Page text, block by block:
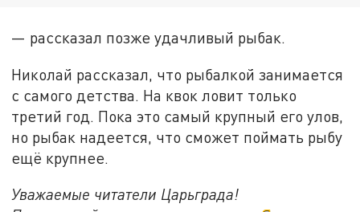
— рассказал позже удачливый рыбак.
Николай рассказал, что рыбалкой занимается
с самого детства. На квок ловит только
третий год. Пока это самый крупный его улов,
но рыбак надеется, что сможет поймать рыбу
ещё крупнее.
Уважаемые читатели Царьграда!